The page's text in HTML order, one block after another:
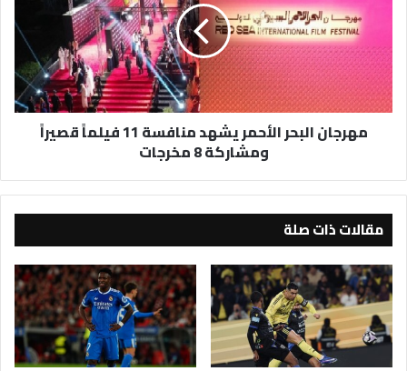
منافسة
11
فيلماً
قصيراً
ومشاركة
مهرجان البحر الأحمر يشهد منافسة 11 فيلماً قصيراً
ومشاركة 8 مخرجات
مقالات ذات صلة